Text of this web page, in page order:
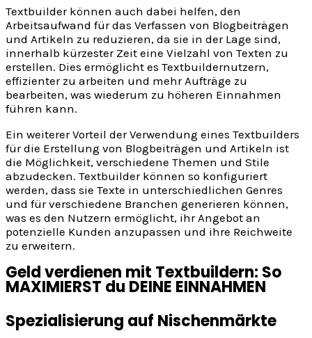
Textbuilder können auch dabei helfen, den
Arbeitsaufwand für das Verfassen von Blogbeiträgen
und Artikeln zu reduzieren, da sie in der Lage sind,
innerhalb kürzester Zeit eine Vielzahl von Texten zu
erstellen. Dies ermöglicht es Textbuildernutzern,
effizienter zu arbeiten und mehr Aufträge zu
bearbeiten, was wiederum zu höheren Einnahmen
führen kann.
Ein weiterer Vorteil der Verwendung eines Textbuilders
für die Erstellung von Blogbeiträgen und Artikeln ist
die Möglichkeit, verschiedene Themen und Stile
abzudecken. Textbuilder können so konfiguriert
werden, dass sie Texte in unterschiedlichen Genres
und für verschiedene Branchen generieren können,
was es den Nutzern ermöglicht, ihr Angebot an
potenzielle Kunden anzupassen und ihre Reichweite
zu erweitern.
Geld verdienen mit Textbuildern: So
MAXIMIERST du DEINE EINNAHMEN
Spezialisierung auf Nischenmärkte